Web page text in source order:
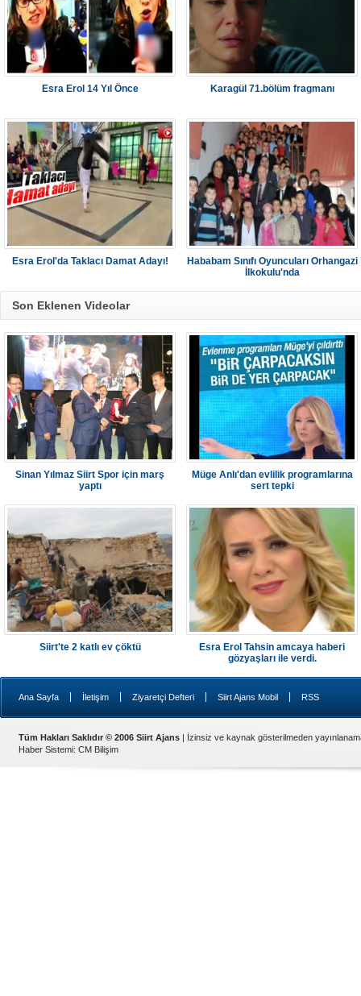
Esra Erol 14 Yıl Önce Karagül 71.bölüm fragmanı
Esra Erol'da Taklacı Damat Adayı!
Hababam Sınıfı Oyuncuları Orhangazi
İlkokulu'nda
Son Eklenen Videolar
Sinan Yılmaz Siirt Spor için marş
yaptı
Müge Anlı'dan evlilik programlarına
sert tepki
Siirt'te 2 katlı ev çöktü
Esra Erol Tahsin amcaya haberi
gözyaşları ile verdi.
Ana Sayfa İletişim Ziyaretçi Defteri Siirt Ajans Mobil RSS
Tüm Hakları Saklıdır © 2006 Siirt Ajans | İzinsiz ve kaynak gösterilmeden
Haber Sistemi: CM Bilişim